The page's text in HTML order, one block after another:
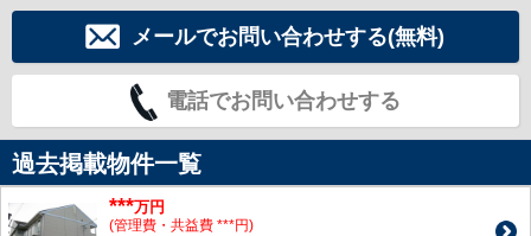
メールでお問い合わせする(無料)
電話でお問い合わせする
過去掲載物件一覧
***万円
(管理費・共益費 ***円)